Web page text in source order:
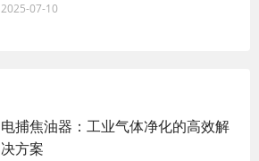
2025-07-10
电捕焦油器：工业气体净化的高效解
决方案